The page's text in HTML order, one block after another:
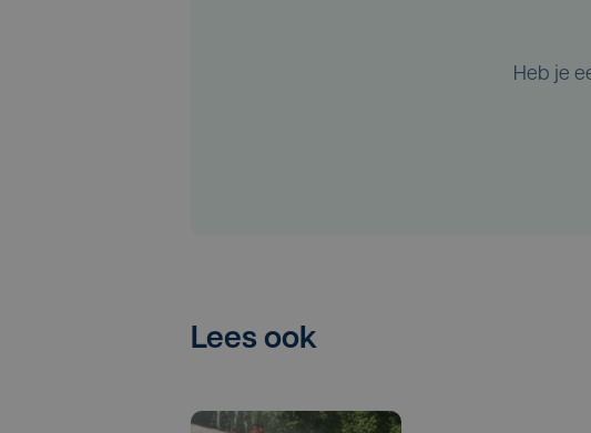
Heb je
Lees ook